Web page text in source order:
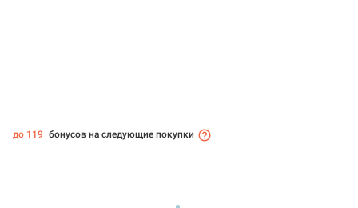
до 119 бонусов на следующие покупки